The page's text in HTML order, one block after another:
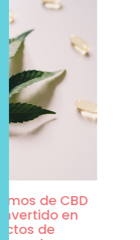
Trajes de
modelos que
arrasando